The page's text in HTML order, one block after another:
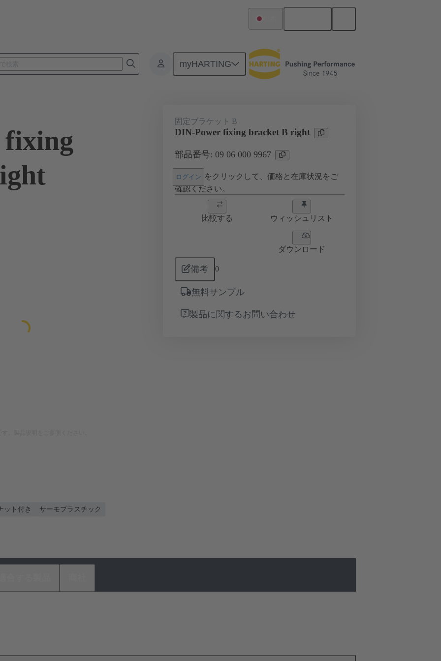
myHARTING
fixing
固定ブラケット B
DIN-Power fixing bracket B right
部品番号: 09 06 000 9967
ログイン をクリックして、価格と在庫状況をご
確認ください。
比較する ウィッシュリスト
ダウンロード
備考 0
無料サンプル
製品に関するお問い合わせ
ット付き
サーモプラスチック